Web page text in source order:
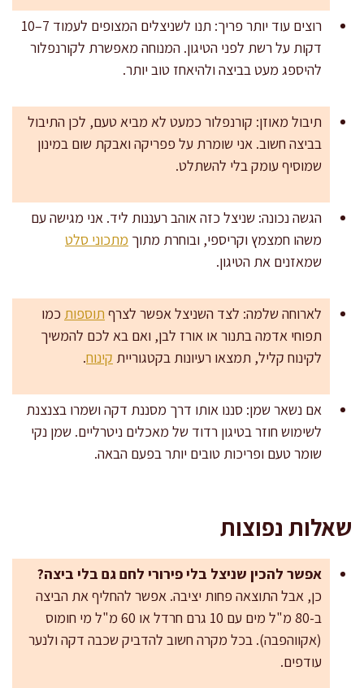
רוצים עוד יותר פריך: תנו לשניצלים המצופים לעמוד 7–10
דקות על רשת לפני הטיגון. המנוחה מאפשרת לקורנפלור
להיספג מעט בביצה ולהיאחז טוב יותר.
תיבול מאוזן: קורנפלור כמעט לא מביא טעם, לכן התיבול
בביצה חשוב. אני שומרת על פפריקה ואבקת שום במינון
שמוסיף עומק בלי להשתלט.
הגשה נכונה: שניצל כזה אוהב רעננות ליד. אני מגישה עם
משהו חמצמץ וקריספי, ובוחרת מתוך מתכוני סלט
שמאזנים את הטיגון.
לארוחה שלמה: לצד השניצל אפשר לצרף תוספות כמו
תפוחי אדמה בתנור או אורז לבן, ואם בא לכם להמשיך
לקינוח קליל, תמצאו רעיונות בקטגוריית קינוח.
אם נשאר שמן: סננו אותו דרך מסננת דקה ושמרו בצנצנת
לשימוש חוזר בטיגון רדוד של מאכלים ניטרליים. שמן נקי
שומר טעם ופריכות טובים יותר בפעם הבאה.
שאלות נפוצות
אפשר להכין שניצל בלי פירורי לחם גם בלי ביצה?
כן, אבל התוצאה פחות יציבה. אפשר להחליף את הביצה
ב-80 מ"ל מים עם 10 גרם חרדל או 60 מ"ל מי חומוס
(אקווהפבה). בכל מקרה חשוב להדביק שכבה דקה ולנער
עודפים.